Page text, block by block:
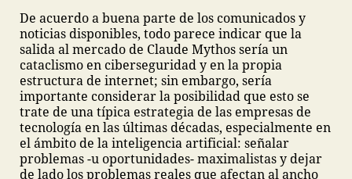
De acuerdo a buena parte de los comunicados y
noticias disponibles, todo parece indicar que la
salida al mercado de Claude Mythos sería un
cataclismo en ciberseguridad y en la propia
estructura de internet; sin embargo, sería
importante considerar la posibilidad que esto se
trate de una típica estrategia de las empresas de
tecnología en las últimas décadas, especialmente en
el ámbito de la inteligencia artificial: señalar
problemas -u oportunidades- maximalistas y dejar
de lado los problemas reales que afectan al ancho